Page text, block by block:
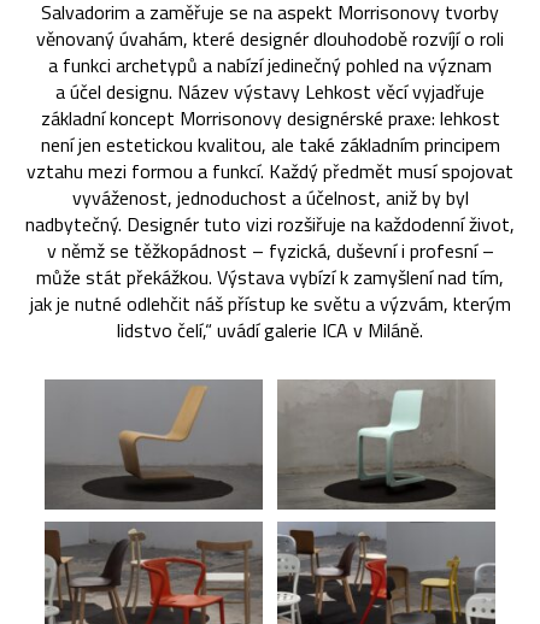
Salvadorim a zaměřuje se na aspekt Morrisonovy tvorby
věnovaný úvahám, které designér dlouhodobě rozvíjí o roli
a funkci archetypů a nabízí jedinečný pohled na význam
a účel designu. Název výstavy Lehkost věcí vyjadřuje
základní koncept Morrisonovy designérské praxe: lehkost
není jen estetickou kvalitou, ale také základním principem
vztahu mezi formou a funkcí. Každý předmět musí spojovat
vyváženost, jednoduchost a účelnost, aniž by byl
nadbytečný. Designér tuto vizi rozšiřuje na každodenní život,
v němž se těžkopádnost – fyzická, duševní i profesní –
může stát překážkou. Výstava vybízí k zamyšlení nad tím,
jak je nutné odlehčit náš přístup ke světu a výzvám, kterým
lidstvo čelí,“ uvádí galerie ICA v Miláně.